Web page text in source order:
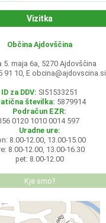
Vizitka
Občina Ajdovščina
5. maja 6a, 5270 Ajdovščina
91 10, E obcina@ajdovscina.si
ID za DDV: SI51533251
številka: 5879914
Podračun EZR:
0120 1010 0014 597
Uradne ure:
8.00-12.00, 13.00-15.00
8.00-12.00, 13.00-16.30
pet: 8.00-12.00
Kje smo?